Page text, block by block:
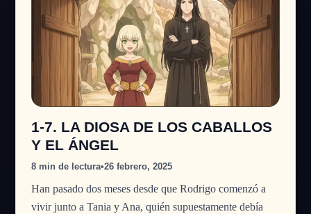
1-7. LA DIOSA DE LOS CABALLOS
Y EL ÁNGEL
8 min de lectura•26 febrero, 2025
Han pasado dos meses desde que Rodrigo comenzó a
vivir junto a Tania y Ana, quién supuestamente debía